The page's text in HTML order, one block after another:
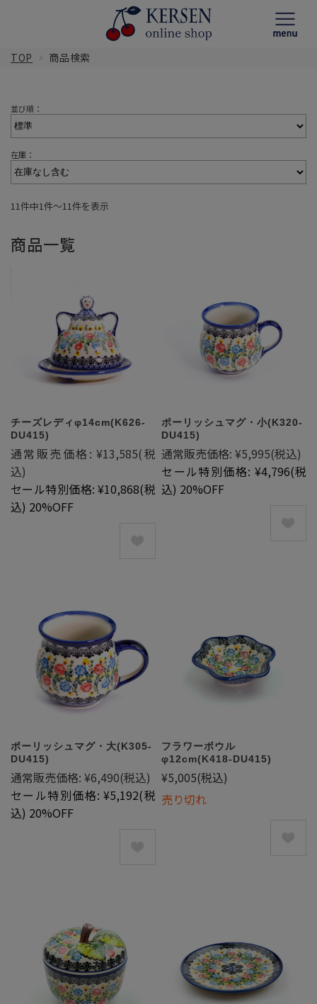
TOP 商品検索
並び順：
在庫：
11件中1件〜11件を表示
商品一覧
チーズレディφ14cm(K626-
DU415)
通常販売価格: ¥13,585(税
込)
セール特別価格: ¥10,868(税
込) 20%OFF
ポーリッシュマグ・小(K320-
DU415)
通常販売価格: ¥5,995(税込)
セール特別価格: ¥4,796(税
込) 20%OFF
ポーリッシュマグ・大(K305-
DU415)
通常販売価格: ¥6,490(税込)
セール特別価格: ¥5,192(税
込) 20%OFF
フラワーボウル
φ12cm(K418-DU415)
¥5,005(税込)
売り切れ